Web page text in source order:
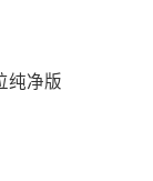
纯净版